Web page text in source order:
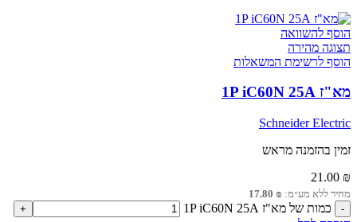
הוסף להשוואה
תצוגה מהירה
הוסף לרשימת המשאלות
מא"ז 1P iC60N 25A
Schneider Electric
זמין בהזמנה מראש
21.00 ₪
מחיר ללא מע״מ: 17.80 ₪
כמות של מא"ז 1P iC60N 25A